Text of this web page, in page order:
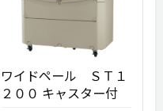
ワイドペール ＳＴ１
２００ キャスター付